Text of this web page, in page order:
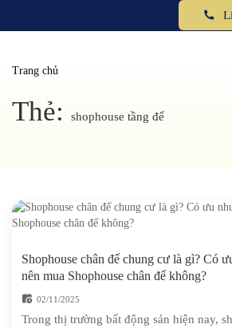
Trang chủ
Thẻ: shophouse tầng đế
Shophouse chân đế chung cư là gì? Có
nên mua Shophouse chân đế không?
02/11/2025
Trong thị trường bất động sản hiện nay,